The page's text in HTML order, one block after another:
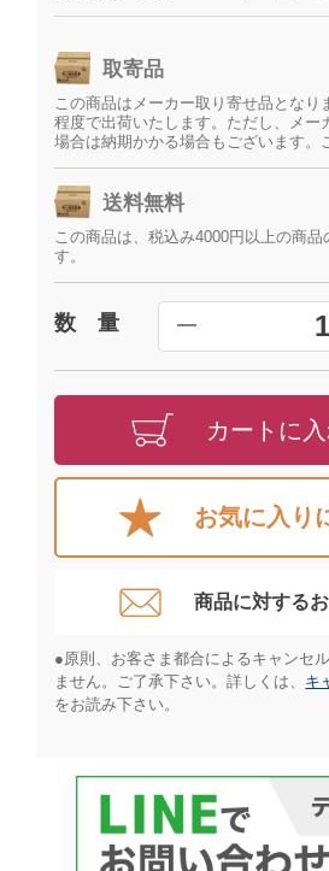
取寄品
この商品はメーカー取り寄せ品となり
程度で出荷いたします。ただし、メー
場合は納期かかる場合もございます。
送料無料
この商品は、税込み4000円以上の商
す。
数 量 ━ 1
カートに
お気に入り
商品に対する
●原則、お客さま都合によるキャンセ
ません。ご了承下さい。詳しくは、 キ
をお読み下さい。​